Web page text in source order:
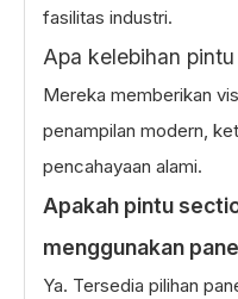
fasilitas industri.
Apa kelebihan
Mereka memberikan
penampilan modern,
pencahayaan alami.
Apakah pintu
menggunakan
Ya. Tersedia pilihan